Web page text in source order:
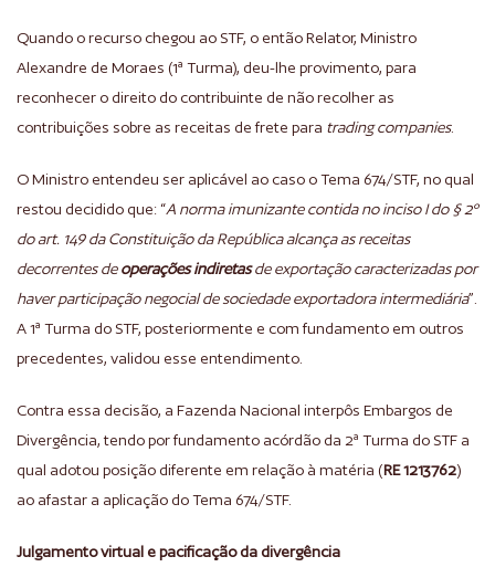
Quando o recurso chegou ao STF, o então Relator, Ministro
Alexandre de Moraes (1ª Turma), deu-lhe provimento, para
reconhecer o direito do contribuinte de não recolher as
contribuições sobre as receitas de frete para trading companies.
O Ministro entendeu ser aplicável ao caso o Tema 674/STF, no qual
restou decidido que: “A norma imunizante contida no inciso I do § 2º
do art. 149 da Constituição da República alcança as receitas
decorrentes deoperações indiretasde exportação caracterizadas por
haver participação negocial de sociedade exportadora intermediária”.
A 1ª Turma do STF, posteriormente e com fundamento em outros
precedentes, validou esse entendimento.
Contra essa decisão, a Fazenda Nacional interpôs Embargos de
Divergência, tendo por fundamento acórdão da 2ª Turma do STF a
qual adotou posição diferente em relação à matéria (RE 1213762)
ao afastar a aplicação do Tema 674/STF.
Julgamento virtual e pacificação da divergência